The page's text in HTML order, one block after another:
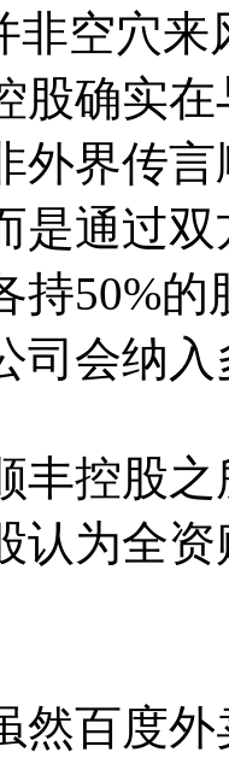
非空穴
股确实
外界传
是通过
持50%
司会纳
控股之
认为全
百度外